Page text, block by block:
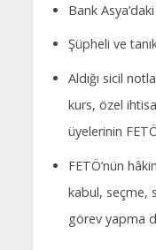
Bank
Şüpheli ve
Aldığı sicil
kurs, özel
üyelerinin
FETÖ’nün
kabul, seçme,
görev yapma